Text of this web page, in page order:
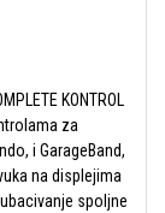
KONTROL
za
i GarageBand,
na displejima
spoljne